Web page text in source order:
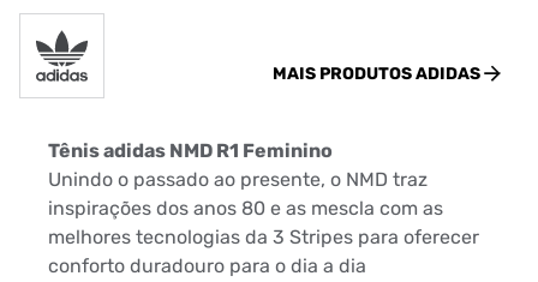
MAIS PRODUTOSADIDAS
Tênis adidas NMD R1 Feminino
Unindo o passado ao presente, o NMD traz
inspirações dos anos 80 e as mescla com as
melhores tecnologias da 3 Stripes para oferecer
conforto duradouro para o dia a dia